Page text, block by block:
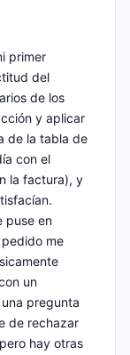
primer
del
de los
y aplicar
de la tabla de
con el
la factura), y
puse en
me
un
pregunta
de rechazar
hay otras